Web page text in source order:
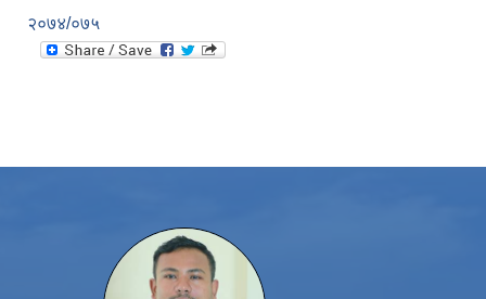
२०७४/०७५